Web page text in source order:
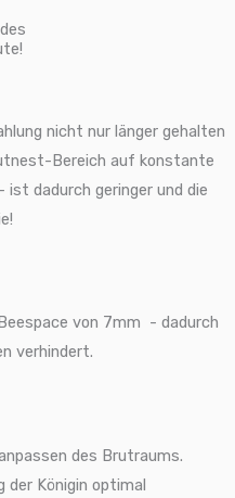
nicht nur länger gehalten
Bereich auf konstante
ist dadurch geringer und die
von 7mm - dadurch
verhindert.
des Brutraums.
der Königin optimal